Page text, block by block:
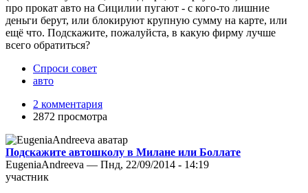
про прокат авто на Сицилии пугают - с кого-то лишние
деньги берут, или блокируют крупную сумму на карте, или
ещё что. Подскажите, пожалуйста, в какую фирму лучше
всего обратиться?
Спроси совет
авто
2 комментария
2872 просмотра
Подскажите автошколу в Милане или Боллате
EugeniaAndreeva — Пнд, 22/09/2014 - 14:19
участник